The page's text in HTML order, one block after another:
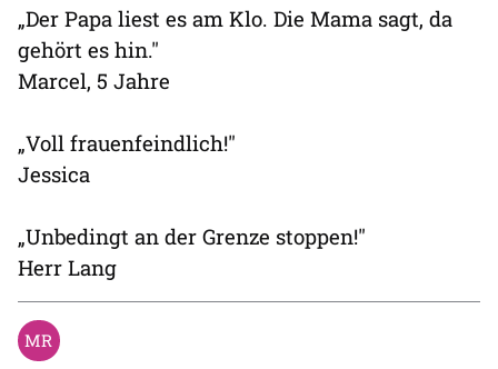
„Der Papa liest es am Klo. Die Mama sagt, da
gehört es hin."
Marcel, 5 Jahre
„Voll frauenfeindlich!"
Jessica
„Unbedingt an der Grenze stoppen!"
Herr Lang